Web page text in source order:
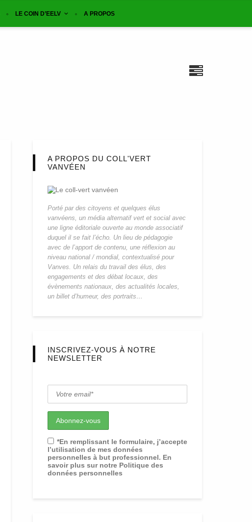
LE COIN D’EELV A PROPOS
A PROPOS DU COLL'VERT
VANVÉEN
Porté par des citoyens et quelques élus
vanvéens, un média alternatif vert et social avec
une ligne éditoriale ouverte au monde associatif
duquel il se fait l’écho. Un lieu de pédagogie
avec de l’apport de contenu, une réflexion au
niveau national / mondial, contextualisé pour
Vanves. Un relais du travail des élus, des
engagements et des débat locaux, des
évènements nationaux, des actualités locales,
un billet d’humeur, des portraits…
INSCRIVEZ-VOUS À NOTRE
NEWSLETTER
*En remplissant le formulaire, j’accepte
l’utilisation de mes données
personnelles à but professionnel. En
savoir plus sur notre Politique des
données personnelles